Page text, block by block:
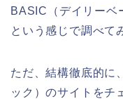
BASIC（デイリーベ
という感じで調べて
ただ、結構徹底的に
ック）のサイトをチ